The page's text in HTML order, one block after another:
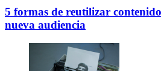
5 formas de reutilizar
nueva audiencia